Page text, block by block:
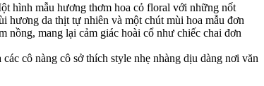
hình mẫu hương thơm hoa cỏ floral với những nốt
hương da thịt tự nhiên và một chút mùi hoa mẫu đơn
nồng, mang lại cảm giác hoài cổ như chiếc chai đơn
cô nàng cô sở thích style nhẹ nhàng dịu dàng nơi văn